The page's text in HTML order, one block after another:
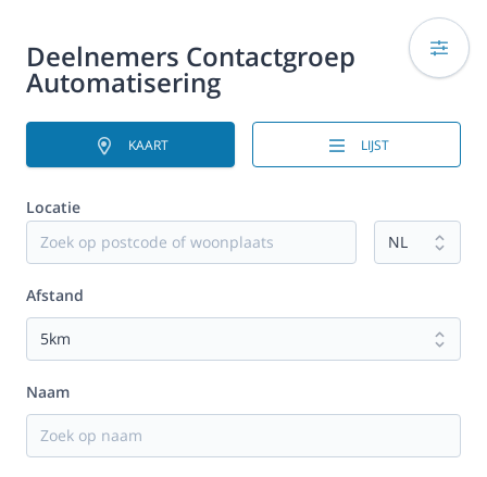
Deelnemers Contactgroep
Automatisering
KAART LIJST
Locatie
Afstand
Naam